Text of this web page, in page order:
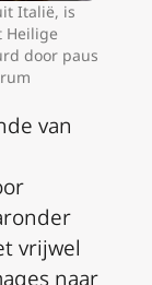
Italië, is
Heilige
door paus
van
vrijwel
naar